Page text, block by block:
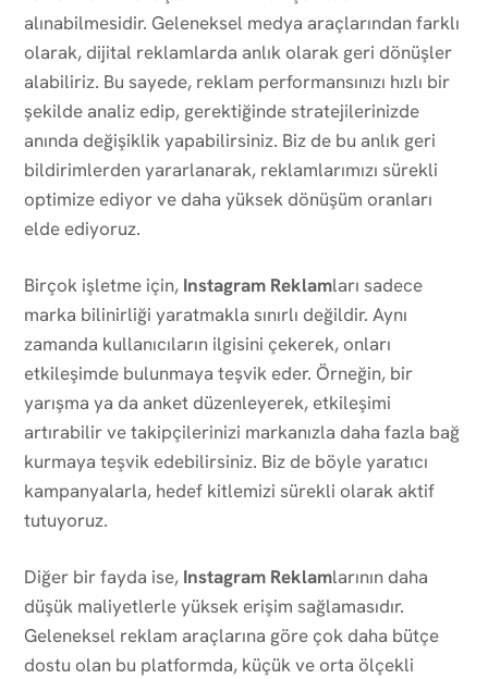
alınabilmesidir. Geleneksel medya araçlarından farklı
olarak, dijital reklamlarda anlık olarak geri dönüşler
alabiliriz. Bu sayede, reklam performansınızı hızlı bir
şekilde analiz edip, gerektiğinde stratejilerinizde
anında değişiklik yapabilirsiniz. Biz de bu anlık geri
bildirimlerden yararlanarak, reklamlarımızı sürekli
optimize ediyor ve daha yüksek dönüşüm oranları
elde ediyoruz.
Birçok işletme için, Instagram Reklamları sadece
marka bilinirliği yaratmakla sınırlı değildir. Aynı
zamanda kullanıcıların ilgisini çekerek, onları
etkileşimde bulunmaya teşvik eder. Örneğin, bir
yarışma ya da anket düzenleyerek, etkileşimi
artırabilir ve takipçilerinizi markanızla daha fazla bağ
kurmaya teşvik edebilirsiniz. Biz de böyle yaratıcı
kampanyalarla, hedef kitlemizi sürekli olarak aktif
tutuyoruz.
Diğer bir fayda ise, Instagram Reklamlarının daha
düşük maliyetlerle yüksek erişim sağlamasıdır.
Geleneksel reklam araçlarına göre çok daha bütçe
dostu olan bu platformda, küçük ve orta ölçekli